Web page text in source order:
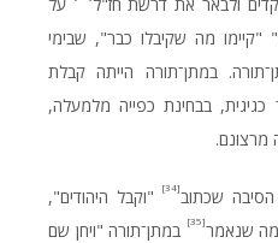
"קיימו מה שקיבלו כבר", שבימי
במתן־תורה הייתה קבלת
בבחינת כפייה מלמעלה,
מרצונם.
שכתוב[34]
"וקבל היהודים",
מה שנאמר[35]
במתן־תורה "ויחן שם